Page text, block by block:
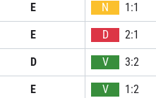
E N 1:1
E D 2:1
D V 3:2
E V 1:2